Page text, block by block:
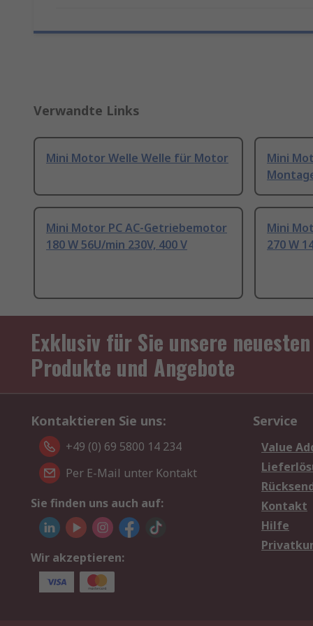
Verwandte Links
Mini Motor Welle Welle für Motor
Mini
Mini Motor PC AC-Getriebemotor
180 W 56U/min 230V, 400 V
Mini
270 W
Exklusiv für Sie unsere neuesten
Produkte und Angebote
Kontaktieren Sie uns:
+49 (0) 69 5800 14 234
Per E-Mail unter Kontakt
Sie finden uns auch auf:
Wir akzeptieren:
Service
Value
Kontakt
Hilfe